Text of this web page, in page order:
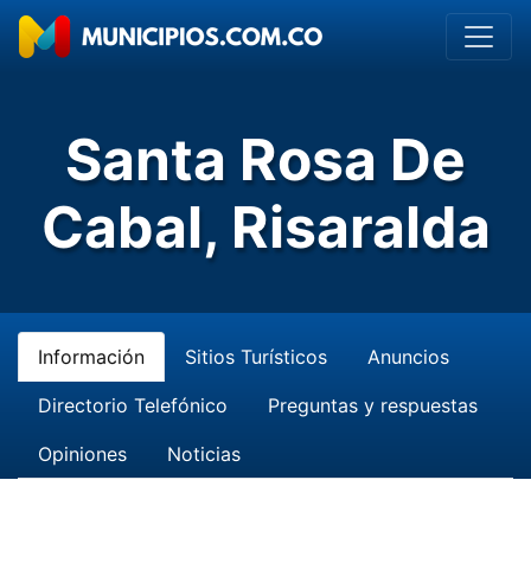
Santa Rosa De
Cabal, Risaralda
Información Sitios Turísticos Anuncios
Directorio Telefónico Preguntas y respuestas
Opiniones Noticias